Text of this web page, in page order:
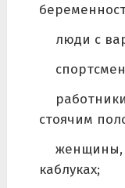
люди с
стоячим
женщины,
каблуках;